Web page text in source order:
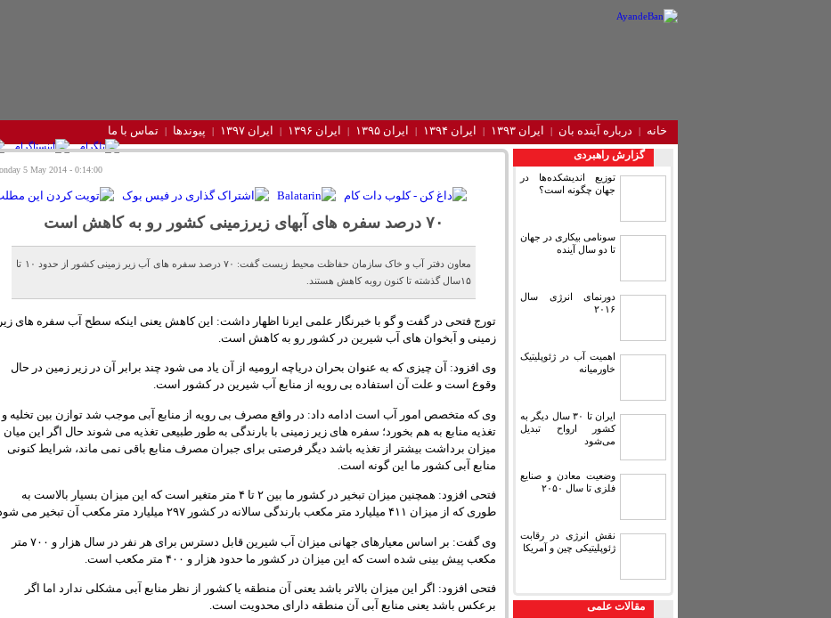
خانه درباره آینده‌ بان ایران ۱۳۹۳ ایران ۱۳۹۴ ایران ۱۳۹۵ ایران ۱۳۹۶ ایران ۱۳۹۷ پیوندها تماس با ما
گزارش راهبردی
توزیع اندیشکده‌ها در
جهان چگونه است؟
سونامی بیکاری در جهان
تا دو سال آینده
دورنمای انرژی سال
۲۰۱۶
اهمیت آب در ژئوپلیتیک
خاورمیانه
ایران تا ۳۰ سال دیگر به
کشور ارواح تبدیل
می‌شود
وضعیت معادن و صنایع
فلزی تا سال ۲۰۵۰
نقش انرژی در رقابت
ژئوپلیتیکی چین و آمریکا
مقالات علمی
0:14:00 - Monday 5 May 2014
۷۰ درصد سفره های آبهای زیرزمینی کشور رو به کاهش است
معاون دفتر آب و خاک سازمان حفاظت محیط زیست گفت: ۷۰ درصد سفره های آب زیر زمینی کشور از حدود ۱۰ تا
۱۵سال گذشته تا کنون روبه کاهش هستند.
تورج فتحی در گفت و گو با خبرنگار علمی ایرنا اظهار داشت: این کاهش یعنی اینکه سطح آب سفره های زیر
زمینی و آبخوان های آب شیرین در کشور رو به کاهش است.
وی افزود: آن چیزی که به عنوان بحران دریاچه ارومیه از آن یاد می شود چند برابر آن در زیر زمین در حال
وقوع است و علت آن استفاده بی رویه از منابع آب شیرین در کشور است.
وی که متخصص امور آب است ادامه داد: در واقع مصرف بی رویه از منابع آبی موجب شد توازن بین تخلیه و
تغذیه منابع به هم بخورد؛ سفره های زیر زمینی با بارندگی به طور طبیعی تغذیه می شوند حال اگر این میان
میزان برداشت بیشتر از تغذیه باشد دیگر فرصتی برای جبران مصرف منابع باقی نمی ماند، شرایط کنونی
منابع آبی کشور ما این گونه است.
فتحی افزود: همچنین میزان تبخیر در کشور ما بین ۲ تا ۴ متر متغیر است که این میزان بسیار بالاست به
طوری که از میزان ۴۱۱ میلیارد متر مکعب بارندگی سالانه در کشور ۲۹۷ میلیارد متر مکعب آن تبخیر می شود.
وی گفت: بر اساس معیارهای جهانی میزان آب شیرین قابل دسترس برای هر نفر در سال هزار و ۷۰۰ متر
مکعب پیش بینی شده است که این میزان در کشور ما حدود هزار و ۴۰۰ متر مکعب است.
فتحی افزود: اگر این میزان بالاتر باشد یعنی آن منطقه یا کشور از نظر منابع آبی مشکلی ندارد اما اگر
برعکس باشد یعنی منابع آبی آن منطقه دارای محدویت است.